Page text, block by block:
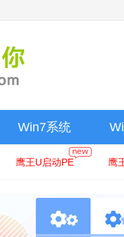
Win7系统
鹰王U启动PE 鹰